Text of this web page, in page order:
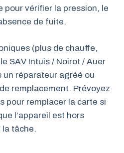
pour vérifier la pression, le
de fuite.
(plus de chauffe,
SAV Intuis / Noirot / Auer
un réparateur agréé ou
remplacement. Prévoyez
pour remplacer la carte si
l’appareil est hors
la tâche.